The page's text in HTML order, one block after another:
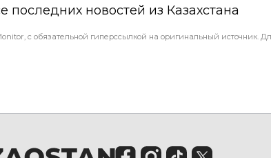
последних новостей из Казахстана
с обязательной гиперссылкой на оригинальный источник.